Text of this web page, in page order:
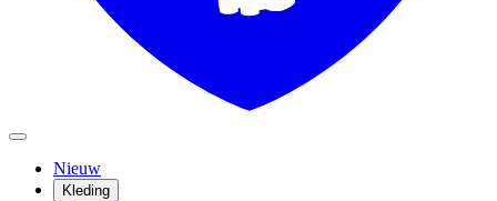
Nieuw
Kleding